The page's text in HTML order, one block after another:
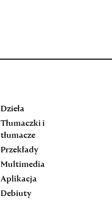
Dzieła
Tłumaczki i
tłumacze
Przekłady
Multimedia
Aplikacja
Debiuty